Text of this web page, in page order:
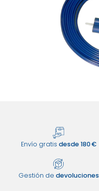
Envío gratis desde 180 €
Gestión de devoluciones